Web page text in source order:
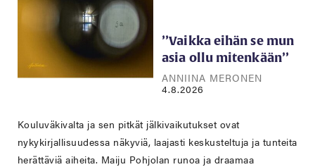
’’Vaikka eihän se mun
asia ollu mitenkään’’
ANNIINA MERONEN
4.8.2026
Kouluväkivalta ja sen pitkät jälkivaikutukset ovat
nykykirjallisuudessa näkyviä, laajasti keskusteltuja ja tunteita
herättäviä aiheita. Maiju Pohjolan runoa ja draamaa